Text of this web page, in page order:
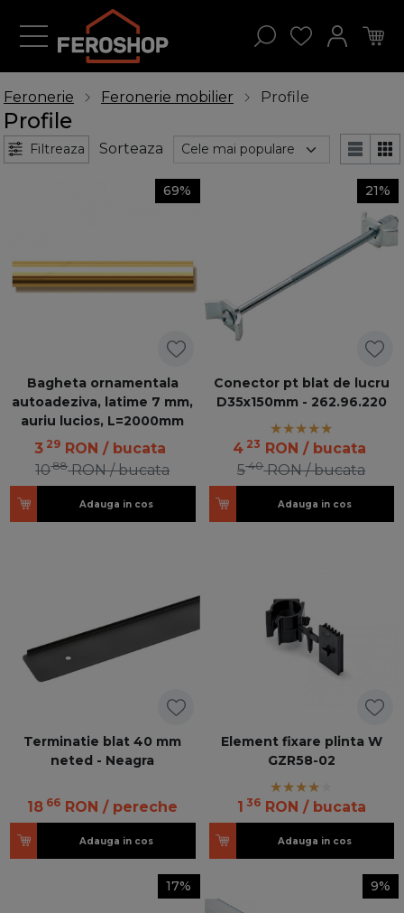
Feronerie Feronerie mobilier Profile
Profile
Filtreaza Sorteaza
69%
Bagheta ornamentala
autoadeziva, latime 7 mm,
auriu lucios, L=2000mm
3 29 RON / bucata
1088 RON / bucata
Adauga in cos
21%
Conector pt blat de lucru
D35x150mm - 262.96.220
4 23 RON / bucata
540 RON / bucata
Adauga in cos
Terminatie blat 40 mm
neted - Neagra
18 66 RON / pereche
Adauga in cos
Element fixare plinta W
GZR58-02
1 36 RON / bucata
Adauga in cos
17% 9%